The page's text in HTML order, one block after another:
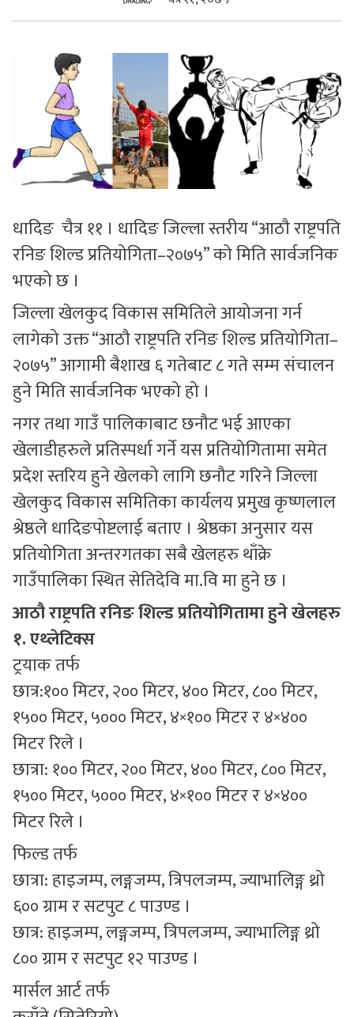
सुचनाहरु
धादिङ चैत्र ११ । धादिङ जिल्ला स्तरीय “आठौ राष्ट्रपति
रनिङ शिल्ड प्रतियोगिता–२०७५” को मिति सार्वजनिक
भएको छ ।
जिल्ला खेलकुद विकास समितिले आयोजना गर्न
लागेको उक्त “आठौ राष्ट्रपति रनिङ शिल्ड प्रतियोगिता–
२०७५” आगामी बैशाख ६ गतेबाट ८ गते सम्म संचालन
हुने मिति सार्वजनिक भएको हो ।
नगर तथा गाउँ पालिकाबाट छनौट भई आएका
खेलाडीहरुले प्रतिस्पर्धा गर्ने यस प्रतियोगितामा समेत
प्रदेश स्तरिय हुने खेलको लागि छनौट गरिने जिल्ला
खेलकुद विकास समितिका कार्यलय प्रमुख कृष्णलाल
श्रेष्ठले धादिङपोष्टलाई बताए । श्रेष्ठका अनुसार यस
प्रतियोगिता अन्तरगतका सबै खेलहरु थाँक्रे
गाउँपालिका स्थित सेतिदेवि मा.वि मा हुने छ ।
आठौ राष्ट्रपति रनिङ शिल्ड प्रतियोगितामा हुने खेलहरु
१. एथ्लेटिक्स
ट्रयाक तर्फ
छात्र:१०० मिटर, २०० मिटर, ४०० मिटर, ८०० मिटर,
१५०० मिटर, ५००० मिटर, ४×१०० मिटर र ४×४००
मिटर रिले ।
छात्रा: १०० मिटर, २०० मिटर, ४०० मिटर, ८०० मिटर,
१५०० मिटर, ५००० मिटर, ४×१०० मिटर र ४×४००
मिटर रिले ।
फिल्ड तर्फ
छात्रा: हाइजम्प, लङ्गजम्प, त्रिपलजम्प, ज्याभालिङ्ग थ्रो
६०० ग्राम र सटपुट ८ पाउण्ड ।
छात्र: हाइजम्प, लङ्गजम्प, त्रिपलजम्प, ज्याभालिङ्ग थ्रो
८०० ग्राम र सटपुट १२ पाउण्ड ।
मार्सल आर्ट तर्फ